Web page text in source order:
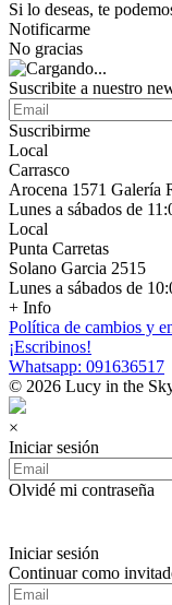
Si lo deseas, te
Notificarme
No gracias
Suscribite a nuestro
Suscribirme
Local
Carrasco
Arocena 1571 Galería
Lunes a sábados de
Local
Punta Carretas
Solano Garcia 2515
Lunes a sábados de
+ Info
Política de cambios y
¡Escribinos!
Whatsapp: 091636517
© 2026 Lucy in the
×
Iniciar sesión
Olvidé mi contraseña
Iniciar sesión
Continuar como